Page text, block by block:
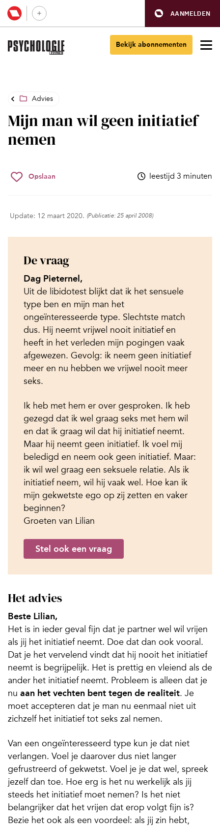
AANMELDEN
Bekijk abonnementen
Advies
Mijn man wil geen initiatief
nemen
Opslaan leestijd 3 minuten
Update: 12 maart 2020. (Publicatie: 25 april 2008)
De vraag
Dag Pieternel,
Uit de libidotest blijkt dat ik het sensuele
type ben en mijn man het
ongeïnteresseerde type. Slechtste match
dus. Hij neemt vrijwel nooit initiatief en
heeft in het verleden mijn pogingen vaak
afgewezen. Gevolg: ik neem geen initiatief
meer en nu hebben we vrijwel nooit meer
seks.
Ik heb met hem er over gesproken. Ik heb
gezegd dat ik wel graag seks met hem wil
en dat ik graag wil dat hij initiatief neemt.
Maar hij neemt geen initiatief. Ik voel mij
beledigd en neem ook geen initiatief. Maar:
ik wil wel graag een seksuele relatie. Als ik
initiatief neem, wil hij vaak wel. Hoe kan ik
mijn gekwetste ego op zij zetten en vaker
beginnen?
Groeten van Lilian
Stel ook een vraag
Het advies
Beste Lilian,
Het is in ieder geval fijn dat je partner wel wil vrijen
als jij het initiatief neemt. Doe dat dan ook vooral.
Dat je het vervelend vindt dat hij nooit het initiatief
neemt is begrijpelijk. Het is prettig en vleiend als de
ander het initiatief neemt. Probleem is alleen dat je
nu aan het vechten bent tegen de realiteit. Je
moet accepteren dat je man nu eenmaal niet uit
zichzelf het initiatief tot seks zal nemen.
Van een ongeïnteresseerd type kun je dat niet
verlangen. Voel je daarover dus niet langer
gefrustreerd of gekwetst. Voel je je dat wel, spreek
jezelf dan toe. Hoe erg is het nu werkelijk als jij
steeds het initiatief moet nemen? Is het niet
belangrijker dat het vrijen dat erop volgt fijn is?
Bezie het ook als een voordeel: als jij zin hebt,